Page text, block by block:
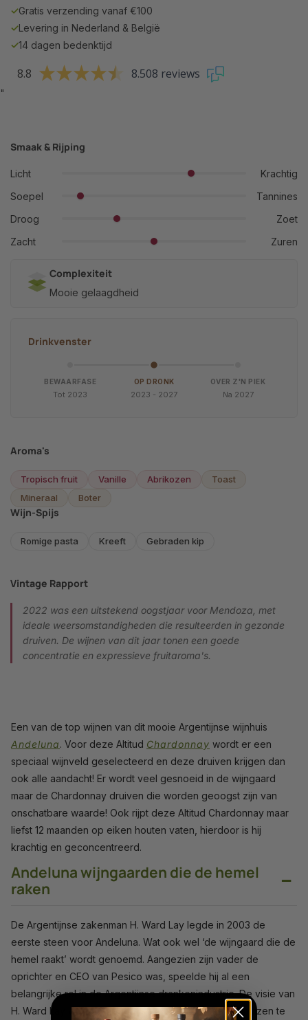
✓Gratis verzending vanaf €100
✓Levering in Nederland & België
✓14 dagen bedenktijd
8.8 8.508 reviews
"
Smaak & Rijping
Licht
Krachtig
Soepel
Tannines
Droog
Zoet
Zacht
Zuren
Complexiteit
Mooie gelaagdheid
Drinkvenster
BEWAARFASE
Tot 2023
OP DRONK
2023 - 2027
OVER Z'N PIEK
Na 2027
Aroma's
Tropisch fruit Vanille Abrikozen
Toast
Mineraal
Boter
Wijn-Spijs
Romige pasta Kreeft Gebraden kip
Vintage Rapport
2022 was een uitstekend oogstjaar voor Mendoza, met
ideale weersomstandigheden die resulteerden in gezonde
druiven. De wijnen van dit jaar tonen een goede
concentratie en expressieve fruitaroma's.
Een van de top wijnen van dit mooie Argentijnse wijnhuis
Andeluna. Voor deze Altitud Chardonnay wordt er een
speciaal wijnveld geselecteerd en deze druiven krijgen dan
ook alle aandacht! Er wordt veel gesnoeid in de wijngaard
maar de Chardonnay druiven die worden geoogst zijn van
onschatbare waarde! Ook rijpt deze Altitud Chardonnay maar
liefst 12 maanden op eiken houten vaten, hierdoor is hij
krachtig en geconcentreerd.
Andeluna wijngaarden die de hemel
raken
−
De Argentijnse zakenman H. Ward Lay legde in 2003 de
eerste steen voor Andeluna. Wat ook wel ‘de wijngaard die de
hemel raakt’ wordt genoemd. Aangezien zijn vader de
oprichter en CEO van Pesico was, speelde hij al een
belangrijke rol in de Argentijnse drankenindustrie. De visie van
H. Ward Lay was om de top van de Argentijnse wijnhuizen te